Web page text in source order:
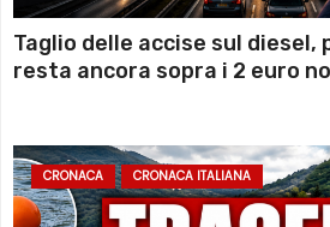
Taglio delle accise sul diesel,
resta ancora sopra i 2 euro
CRONACA CRONACA ITALIANA